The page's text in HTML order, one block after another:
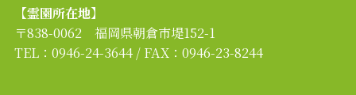
【霊園所在地】
〒838-0062 福岡県朝倉市堤152-1
TEL：0946-24-3644 / FAX：0946-23-8244